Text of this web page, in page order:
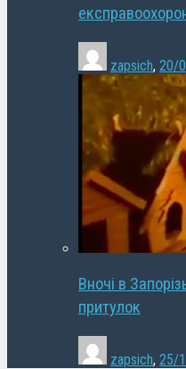
zapsich, 20/
Вночі в
притулок
zapsich, 25/